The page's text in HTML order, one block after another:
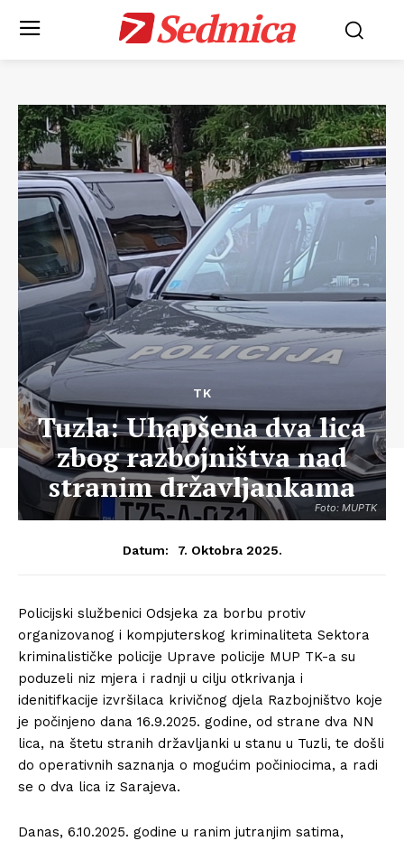
Sedmica
Foto: MUPTK
TK
Tuzla: Uhapšena dva lica
zbog razbojništva nad
stranim državljankama
Datum: 7. Oktobra 2025.
Policijski službenici Odsjeka za borbu protiv
organizovanog i kompjuterskog kriminaliteta Sektora
kriminalističke policije Uprave policije MUP TK-a su
poduzeli niz mjera i radnji u cilju otkrivanja i
idenitifkacije izvršilaca krivičnog djela Razbojništvo koje
je počinjeno dana 16.9.2025. godine, od strane dva NN
lica, na štetu stranih državljanki u stanu u Tuzli, te došli
do operativnih saznanja o mogućim počiniocima, a radi
se o dva lica iz Sarajeva.
Danas, 6.10.2025. godine u ranim jutranjim satima,